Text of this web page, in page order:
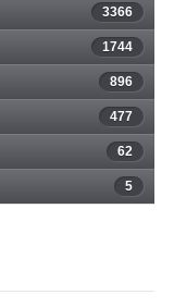
3366
1744
896
477
62
5